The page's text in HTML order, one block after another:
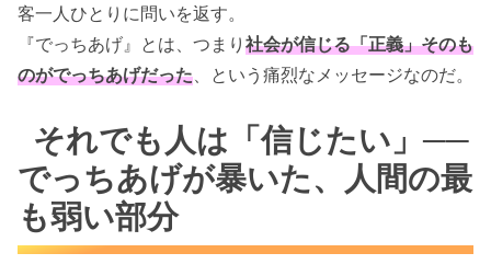
客一人ひとりに問いを返す。
『でっちあげ』とは、つまり 社会が信じる「正義」そのも
のがでっちあげだった 、という痛烈なメッセージなのだ。
それでも人は「信じたい」──
でっちあげが暴いた、人間の最
も弱い部分